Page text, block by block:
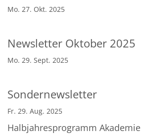
Mo. 27. Okt. 2025
Newsletter Oktober 2025
Mo. 29. Sept. 2025
Sondernewsletter
Fr. 29. Aug. 2025
Halbjahresprogramm Akademie